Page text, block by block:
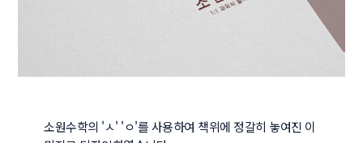
소원수학의 'ㅅ' 'ㅇ'를 사용하여 책위에 정갈히 놓여진 이